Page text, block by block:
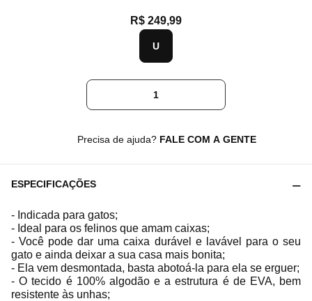
R$ 249,99
U
1
Precisa de ajuda? FALE COM A GENTE
ESPECIFICAÇÕES
- Indicada para gatos;
- Ideal para os felinos que amam caixas;
- Você pode dar uma caixa durável e lavável para o seu
gato e ainda deixar a sua casa mais bonita;
- Ela vem desmontada, basta abotoá-la para ela se erguer;
- O tecido é 100% algodão e a estrutura é de EVA, bem
resistente às unhas;